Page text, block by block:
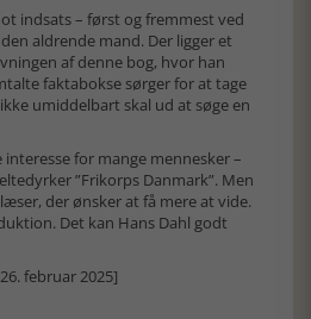
indsats – først og fremmest ved
aldrende mand. Der ligger et
af denne bog, hvor han
faktabokse sørger for at tage
umiddelbart skal ud at søge en
interesse for mange mennesker –
”Frikorps Danmark”. Men
der ønsker at få mere at vide.
Det kan Hans Dahl godt
februar 2025]